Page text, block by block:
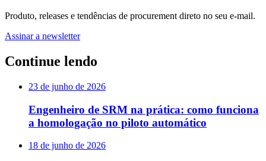
Produto, releases e tendências de procurement direto no seu e-mail.
Assinar a newsletter
Continue lendo
23 de junho de 2026
Engenheiro de SRM na prática: como funciona
a homologação no piloto automático
18 de junho de 2026